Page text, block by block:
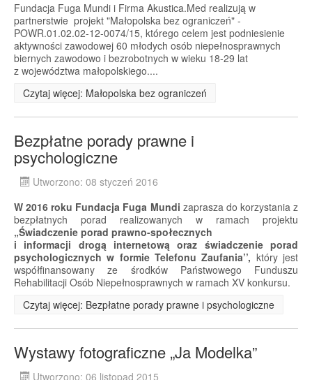
Fundacja Fuga Mundi i Firma Akustica.Med realizują w
partnerstwie projekt "Małopolska bez ograniczeń" -
POWR.01.02.02-12-0074/15, którego celem jest podniesienie
aktywności zawodowej 60 młodych osób niepełnosprawnych
biernych zawodowo i bezrobotnych w wieku 18-29 lat
z województwa małopolskiego....
Czytaj więcej: Małopolska bez ograniczeń
Bezpłatne porady prawne i
psychologiczne
Utworzono: 08 styczeń 2016
W 2016 roku Fundacja Fuga Mundi zaprasza do korzystania z
bezpłatnych porad realizowanych w ramach projektu
„Świadczenie porad prawno-społecznych
i informacji drogą internetową oraz świadczenie porad
psychologicznych w formie Telefonu Zaufania’’, który jest
współfinansowany ze środków Państwowego Funduszu
Rehabilitacji Osób Niepełnosprawnych w ramach XV konkursu.
Czytaj więcej: Bezpłatne porady prawne i psychologiczne
Wystawy fotograficzne „Ja Modelka”
Utworzono: 06 listopad 2015